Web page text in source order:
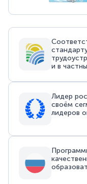
и в
Лидер
своём
лидеров